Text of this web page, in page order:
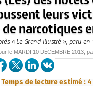
leurs
de narcotiques
« Le Grand illustré », paru en
le MARDI 10 DÉCEMBRE 2013 ,
Temps de lecture estimé : 4